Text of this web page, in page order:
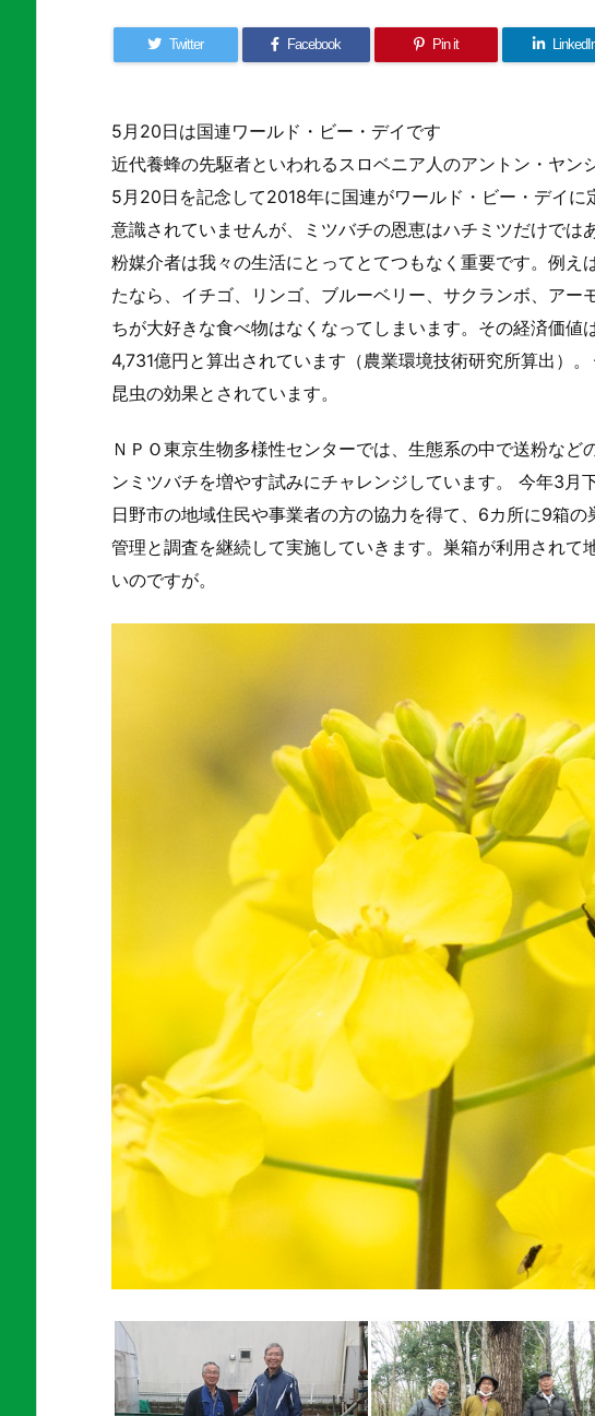
Twitter Facebook Pin it
5月20日は国連ワールド・ビー・デイです
近代養蜂の先駆者といわれるスロベニア人のアントン・ヤ
5月20日を記念して2018年に国連がワールド・ビー・デイに
意識されていませんが、ミツバチの恩恵はハチミツだけでは
粉媒介者は我々の生活にとってとてつもなく重要です。例え
たなら、イチゴ、リンゴ、ブルーベリー、サクランボ、アー
ちが大好きな食べ物はなくなってしまいます。その経済価値
4,731億円と算出されています（農業環境技術研究所算出）
昆虫の効果とされています。
ＮＰＯ東京生物多様性センターでは、生態系の中で送粉など
ンミツバチを増やす試みにチャレンジしています。 今年3月
日野市の地域住民や事業者の方の協力を得て、6カ所に9箱
管理と調査を継続して実施していきます。巣箱が利用されて
いのですが。